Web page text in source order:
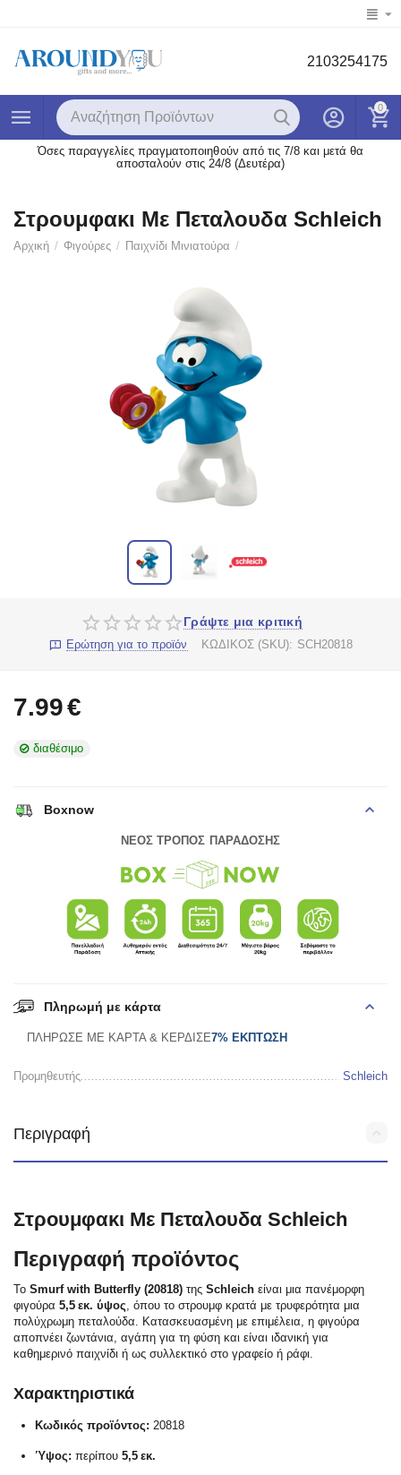
2103254175
0
Όσες παραγγελίες πραγματοποιηθούν από τις 7/8 και μετά θα
αποσταλούν στις 24/8 (Δευτέρα)
Στρουμφακι Με Πεταλουδα Schleich
Αρχική / Φιγούρες / Παιχνίδι Μινιατούρα /
Γράψτε μια κριτική
Ερώτηση για το προϊόν ΚΩΔΙΚΟΣ (SKU): SCH20818
7.99€
διαθέσιμο
Boxnow
ΝΕΟΣ ΤΡΟΠΟΣ ΠΑΡΑΔΟΣΗΣ
Πληρωμή με κάρτα
ΠΛΗΡΩΣΕ ΜΕ ΚΑΡΤΑ & ΚΕΡΔΙΣΕ7% ΕΚΠΤΩΣΗ
Προμηθευτής Schleich
Περιγραφή
Στρουμφακι Με Πεταλουδα Schleich
Περιγραφή προϊόντος
ΤοSmurf with Butterfly (20818) τηςSchleich είναι μια πανέμορφη
φιγούρα5,5 εκ. ύψος , όπου το στρουμφ κρατά με τρυφερότητα μια
πολύχρωμη πεταλούδα. Κατασκευασμένη με επιμέλεια, η φιγούρα
αποπνέει ζωντάνια, αγάπη για τη φύση και είναι ιδανική για
καθημερινό παιχνίδι ή ως συλλεκτικό στο γραφείο ή ράφι.
Χαρακτηριστικά
Κωδικός προϊόντος: 20818
Ύψος: περίπου5,5 εκ.